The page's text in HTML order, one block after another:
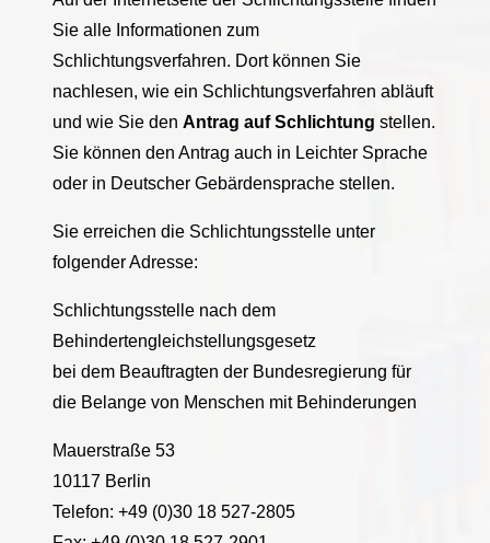
Sie alle Informationen zum
Schlichtungsverfahren. Dort können Sie
nachlesen, wie ein Schlichtungsverfahren abläuft
und wie Sie den Antrag auf Schlichtung stellen.
Sie können den Antrag auch in Leichter Sprache
oder in Deutscher Gebärdensprache stellen.
Sie erreichen die Schlichtungsstelle unter
folgender Adresse:
Schlichtungsstelle nach dem
Behindertengleichstellungsgesetz
bei dem Beauftragten der Bundesregierung für
die Belange von Menschen mit Behinderungen
Mauerstraße 53
10117 Berlin
Telefon: +49 (0)30 18 527-2805